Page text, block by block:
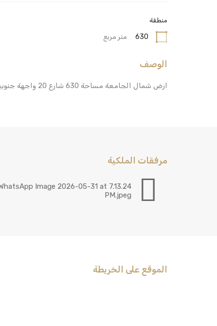
منطقة
630 متر مربع
الوصف
ارض شمال الجامعة مساحة 630 شارع 20 واجهة جنوبية
مرفقات الملكية
Image 2026-05-31 at 7.13.24
PM.jpeg
الموقع على الخريطة